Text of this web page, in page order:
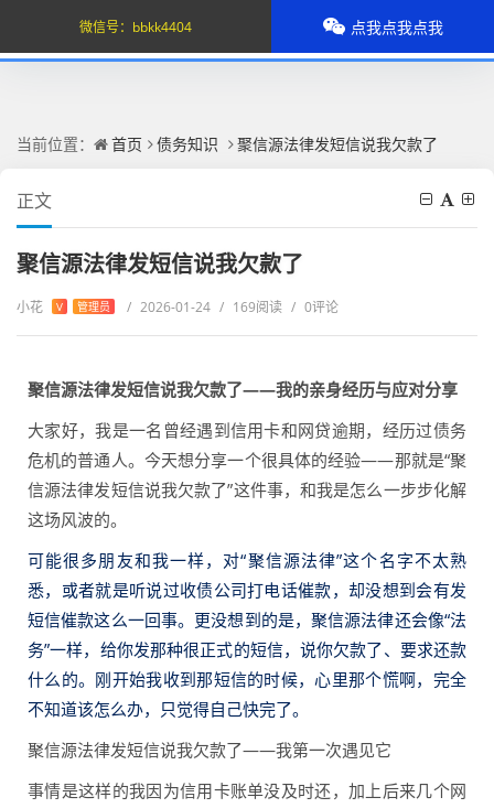
当前位置： 首页 债务知识 聚信源法律发短信说我欠款了
正文
聚信源法律发短信说我欠款了
小花 V 管理员 / 2026-01-24 / 169阅读 / 0评论
聚信源法律发短信说我欠款了——我的亲身经历与应对分享
大家好，我是一名曾经遇到信用卡和网贷逾期，经历过债务
危机的普通人。今天想分享一个很具体的经验——那就是“聚
信源法律发短信说我欠款了”这件事，和我是怎么一步步化解
这场风波的。
可能很多朋友和我一样，对“聚信源法律”这个名字不太熟
悉，或者就是听说过收债公司打电话催款，却没想到会有发
短信催款这么一回事。更没想到的是，聚信源法律还会像“法
务”一样，给你发那种很正式的短信，说你欠款了、要求还款
什么的。刚开始我收到那短信的时候，心里那个慌啊，完全
不知道该怎么办，只觉得自己快完了。
聚信源法律发短信说我欠款了——我第一次遇见它
事情是这样的我因为信用卡账单没及时还，加上后来几个网
微信号： bbkk4404 点我点我点我